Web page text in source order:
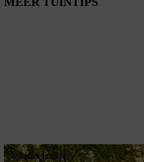
Gazononderhoud